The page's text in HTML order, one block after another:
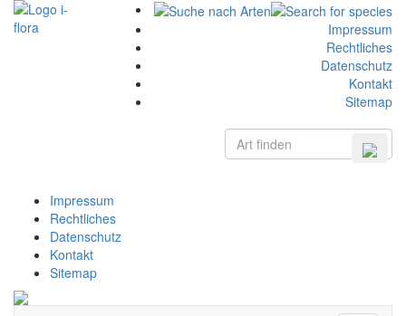
Impressum
Rechtliches
Datenschutz
Kontakt
Sitemap
Impressum
Rechtliches
Datenschutz
Kontakt
Sitemap